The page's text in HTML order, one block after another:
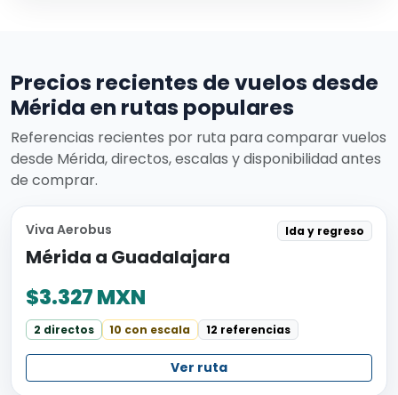
Precios recientes de vuelos desde
Mérida en rutas populares
Referencias recientes por ruta para comparar vuelos
desde Mérida, directos, escalas y disponibilidad antes
de comprar.
Viva Aerobus
Mérida a Guadalajara
Ida y regreso
$3.327 MXN
2 directos 10 con escala 12 referencias
Ver ruta